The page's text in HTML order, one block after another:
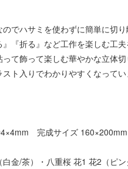
でハサミを使わずに簡単に切り
『折る』など工作を楽しむ工夫
て飾って楽しむ華やかな立体切
ト入りでわかりやすくなってい
完成サイズ 160×200mm
金/茶）・八重桜 花1 花2（ピ